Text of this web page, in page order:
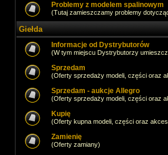
Problemy z modelem spalinowym
(Tutaj zamieszczamy problemy
Giełda
Informacje od Dystrybutorów
(W tym miejscu Dystrybutorzy
Sprzedam
(Oferty sprzedaży modeli, części oraz
Sprzedam - aukcje Allegro
(Oferty sprzedaży modeli, części oraz
Kupię
(Oferty kupna modeli, części oraz
Zamienię
(Oferty zamiany)